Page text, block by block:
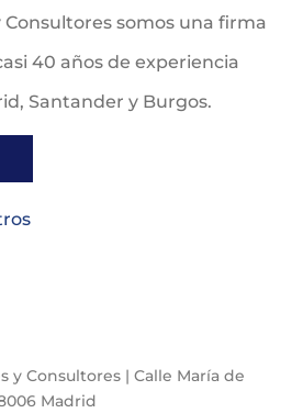
Consultores somos una firma
40 años de experiencia
Santander y Burgos.
y Consultores | Calle María de
Madrid